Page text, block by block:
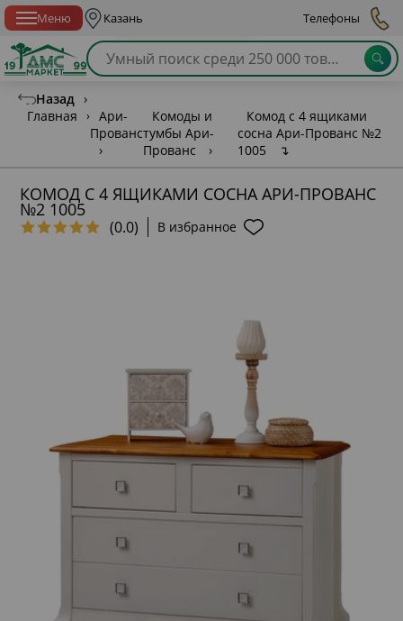
Меню Казань Телефоны
Назад ›
Главная
› Ари-
Прованс
›
Комоды и
тумбы Ари-
Прованс
›
Комод с 4 ящиками
сосна Ари-Прованс №2
1005
↴
КОМОД С 4 ЯЩИКАМИ СОСНА АРИ-ПРОВАНС
№2 1005
(0.0) В избранное